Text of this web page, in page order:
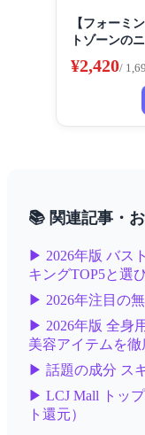
【フォーミ
トゾーンの
合 90ml ブレ
¥2,420/
📚 関連記事・
▶ 2026年版 バス
キングTOP5と選
▶ 2026年注目の
▶ 2026年版 全身
美容アイテムを徹
▶ 話題の成分 ス
▶ LCJ Mall トッ
ト還元）